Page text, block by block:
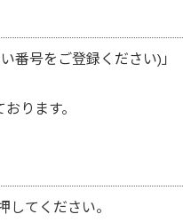
番号をご登録ください)
ります。
てください。